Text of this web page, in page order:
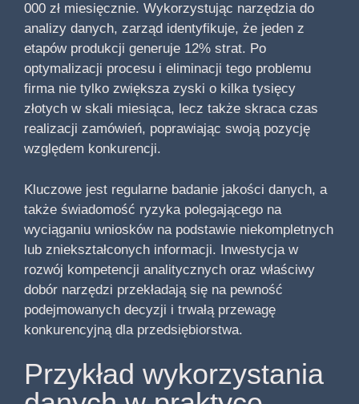
000 zł miesięcznie. Wykorzystując narzędzia do
analizy danych, zarząd identyfikuje, że jeden z
etapów produkcji generuje 12% strat. Po
optymalizacji procesu i eliminacji tego problemu
firma nie tylko zwiększa zyski o kilka tysięcy
złotych w skali miesiąca, lecz także skraca czas
realizacji zamówień, poprawiając swoją pozycję
względem konkurencji.
Kluczowe jest regularne badanie jakości danych, a
także świadomość ryzyka polegającego na
wyciąganiu wniosków na podstawie niekompletnych
lub zniekształconych informacji. Inwestycja w
rozwój kompetencji analitycznych oraz właściwy
dobór narzędzi przekładają się na pewność
podejmowanych decyzji i trwałą przewagę
konkurencyjną dla przedsiębiorstwa.
Przykład wykorzystania